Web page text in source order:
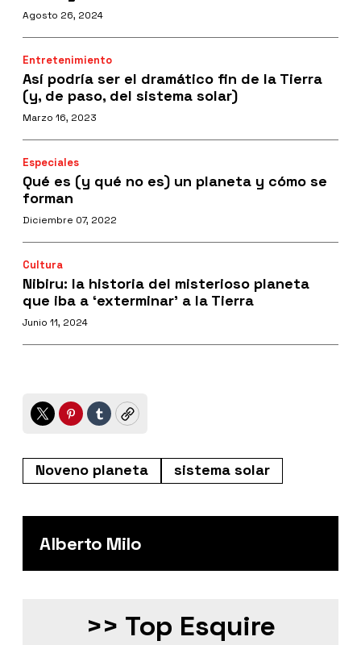
Agosto 26, 2024
Entretenimiento
Así podría ser el dramático fin de la Tierra
(y, de paso, del sistema solar)
Marzo 16, 2023
Especiales
Qué es (y qué no es) un planeta y cómo se
forman
Diciembre 07, 2022
Cultura
Nibiru: la historia del misterioso planeta
que iba a ‘exterminar’ a la Tierra
Junio 11, 2024
TwitterPinterest
TumblrCopy
Noveno planeta sistema solar
Alberto Milo
>> Top Esquire